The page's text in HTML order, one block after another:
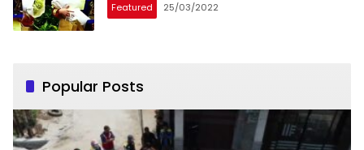
Featured 25/03/2022
Popular Posts